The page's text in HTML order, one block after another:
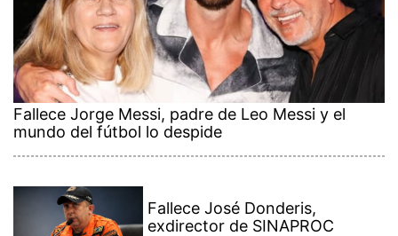
Fallece Jorge Messi, padre de Leo Messi y el
mundo del fútbol lo despide
Fallece José Donderis,
exdirector de SINAPROC